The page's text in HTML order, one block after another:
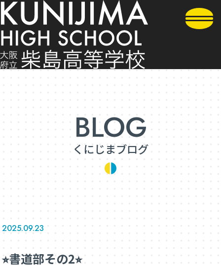
くにじまブログ
2025.09.23
⭐︎書道部その2⭐︎